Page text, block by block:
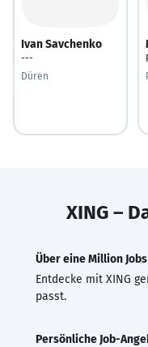
Ivan Savchenko
---
Düren
XING –
Über eine Million Jobs
Entdecke mit XING
passt.
Persönliche Job-